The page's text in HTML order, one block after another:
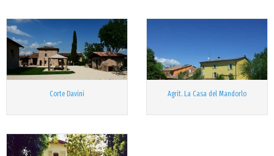
Corte Davini Agrit. La Casa del Mandorlo